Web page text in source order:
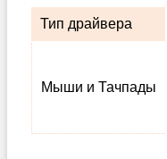
Тип драйвера
Мыши и Тачпады